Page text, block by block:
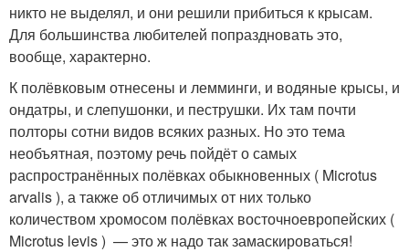
никто не выделял, и они решили прибиться к крысам.
Для большинства любителей попраздновать это,
вообще, характерно.
К полёвковым отнесены и лемминги, и водяные крысы, и
ондатры, и слепушонки, и пеструшки. Их там почти
полторы сотни видов всяких разных. Но это тема
необъятная, поэтому речь пойдёт о самых
распространённых полёвках обыкновенных ( Microtus
arvalis ), а также об отличимых от них только
количеством хромосом полёвках восточноевропейских (
Microtus levis ) — это ж надо так замаскироваться!